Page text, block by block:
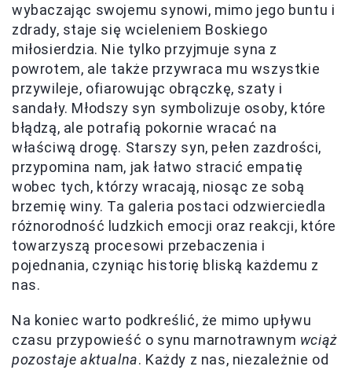
wybaczając swojemu synowi, mimo jego buntu i
zdrady, staje się wcieleniem Boskiego
miłosierdzia. Nie tylko przyjmuje syna z
powrotem, ale także przywraca mu wszystkie
przywileje, ofiarowując obrączkę, szaty i
sandały. Młodszy syn symbolizuje osoby, które
błądzą, ale potrafią pokornie wracać na
właściwą drogę. Starszy syn, pełen zazdrości,
przypomina nam, jak łatwo stracić empatię
wobec tych, którzy wracają, niosąc ze sobą
brzemię winy. Ta galeria postaci odzwierciedla
różnorodność ludzkich emocji oraz reakcji, które
towarzyszą procesowi przebaczenia i
pojednania, czyniąc historię bliską każdemu z
nas.
Na koniec warto podkreślić, że mimo upływu
czasu przypowieść o synu marnotrawnym wciąż
pozostaje aktualna. Każdy z nas, niezależnie od